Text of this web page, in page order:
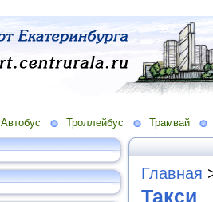
Автобус Троллейбус Трамвай
Главная
Такси